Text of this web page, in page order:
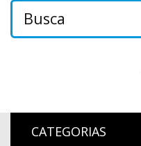
CATEGORIAS